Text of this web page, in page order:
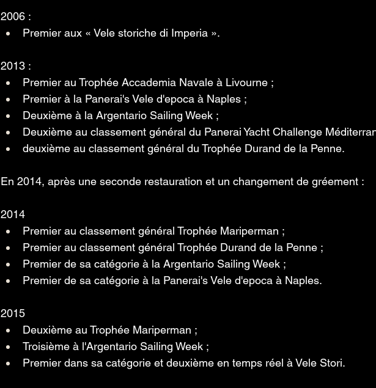
2006 :
Premier aux « Vele storiche di Imperia ».
2013 :
Premier au Trophée Accademia Navale à Livourne ;
Premier à la Panerai's Vele d'epoca à Naples ;
Deuxième à la Argentario Sailing Week ;
Deuxième au classement général du Panerai Yacht Challenge
deuxième au classement général du Trophée Durand de la Penne.
En 2014, après une seconde restauration et un changement de gréement :
2014
Premier au classement général Trophée Mariperman ;
Premier au classement général Trophée Durand de la Penne ;
Premier de sa catégorie à la Argentario Sailing Week ;
Premier de sa catégorie à la Panerai's Vele d'epoca à Naples.
2015
Deuxième au Trophée Mariperman ;
Troisième à l'Argentario Sailing Week ;
Premier dans sa catégorie et deuxième en temps réel à Vele Stori.